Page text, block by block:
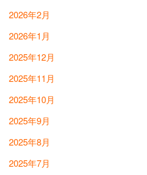
2026年2月
2026年1月
2025年12月
2025年11月
2025年10月
2025年9月
2025年8月
2025年7月